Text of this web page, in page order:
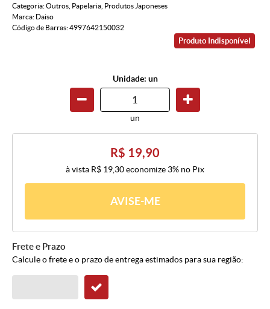
Categoria:Outros Papelaria Produtos Japoneses
Marca: Daiso
Código de Barras:4997642150032
Produto Indisponível
Unidade: un
un
R$ 19,90
à vista R$ 19,30economize 3% no Pix
AVISE-ME
Frete e Prazo
Calcule o frete e o prazo de entrega estimados para sua região: